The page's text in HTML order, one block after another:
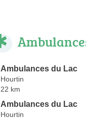
Ambulances du Lac
Hourtin
22 km
Ambulances du Lac
Hourtin